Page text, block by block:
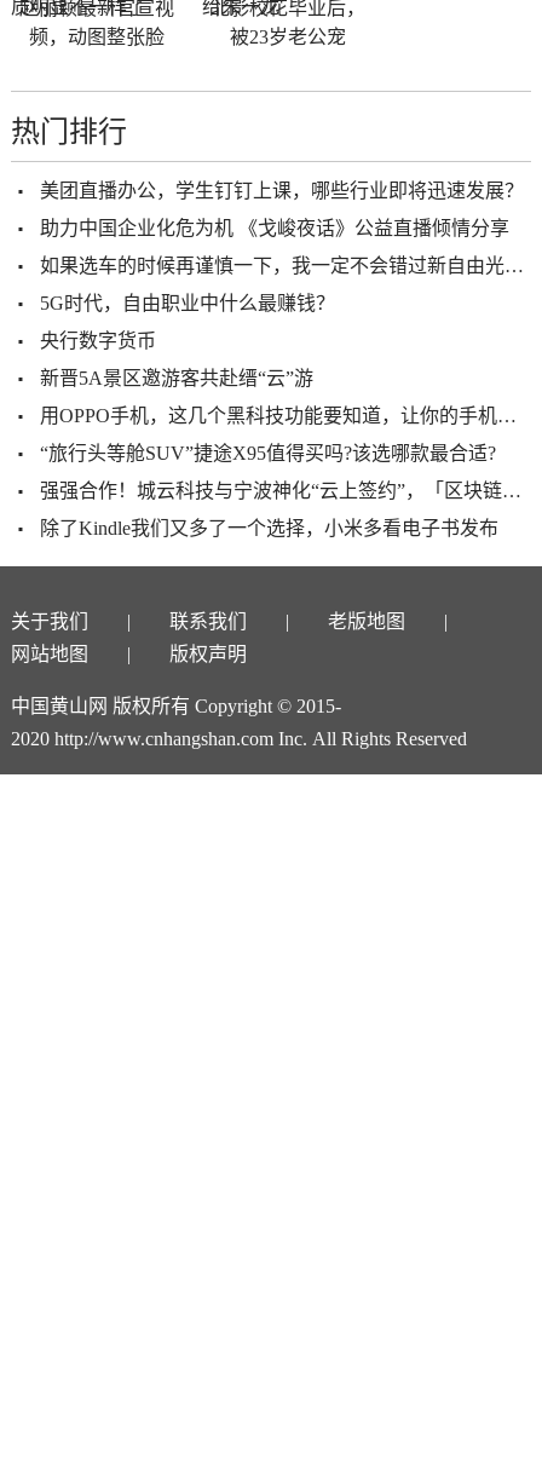
赵丽颖最新官宣视
频，动图整张脸
北影校花毕业后，
被23岁老公宠
热门排行
美团直播办公，学生钉钉上课，哪些行业即将迅速发展？
助力中国企业化危为机 《戈峻夜话》公益直播倾情分享
如果选车的时候再谨慎一下，我一定不会错过新自由光2.0T
5G时代，自由职业中什么最赚钱？
央行数字货币
新晋5A景区邀游客共赴缙“云”游
用OPPO手机，这几个黑科技功能要知道，让你的手机更加好用
“旅行头等舱SUV”捷途X95值得买吗?该选哪款最合适?
强强合作！城云科技与宁波神化“云上签约”，「区块链+危化品溯源」赋能城市应急管理
除了Kindle我们又多了一个选择，小米多看电子书发布
关于我们 联系我们
老版地图
网站地图
版权声明
中国黄山网 版权所有 Copyright © 2015-
2020 http://www.cnhangshan.com Inc. All Rights Reserved